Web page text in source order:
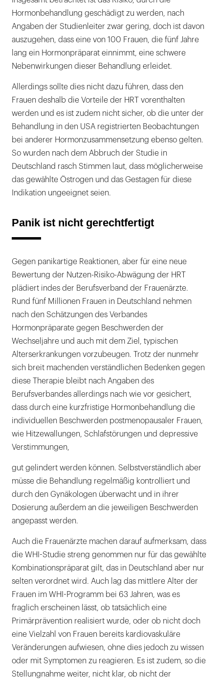
Hormonbehandlung geschädigt zu werden, nach
Angaben der Studienleiter zwar gering, doch ist davon
auszugehen, dass eine von 100 Frauen, die fünf Jahre
lang ein Hormonpräparat einnimmt, eine schwere
Nebenwirkungen dieser Behandlung erleidet.
Allerdings sollte dies nicht dazu führen, dass den
Frauen deshalb die Vorteile der HRT vorenthalten
werden und es ist zudem nicht sicher, ob die unter der
Behandlung in den USA registrierten Beobachtungen
bei anderer Hormonzusammensetzung ebenso gelten.
So wurden nach dem Abbruch der Studie in
Deutschland rasch Stimmen laut, dass möglicherweise
das gewählte Östrogen und das Gestagen für diese
Indikation ungeeignet seien.
Panik ist nicht gerechtfertigt
Gegen panikartige Reaktionen, aber für eine neue
Bewertung der Nutzen-Risiko-Abwägung der HRT
plädiert indes der Berufsverband der Frauenärzte.
Rund fünf Millionen Frauen in Deutschland nehmen
nach den Schätzungen des Verbandes
Hormonpräparate gegen Beschwerden der
Wechseljahre und auch mit dem Ziel, typischen
Alterserkrankungen vorzubeugen. Trotz der nunmehr
sich breit machenden verständlichen Bedenken gegen
diese Therapie bleibt nach Angaben des
Berufsverbandes allerdings nach wie vor gesichert,
dass durch eine kurzfristige Hormonbehandlung die
individuellen Beschwerden postmenopausaler Frauen,
wie Hitzewallungen, Schlafstörungen und depressive
Verstimmungen,
gut gelindert werden können. Selbstverständlich aber
müsse die Behandlung regelmäßig kontrolliert und
durch den Gynäkologen überwacht und in ihrer
Dosierung außerdem an die jeweiligen Beschwerden
angepasst werden.
Auch die Frauenärzte machen darauf aufmerksam, dass
die WHI-Studie streng genommen nur für das gewählte
Kombinationspräparat gilt, das in Deutschland aber nur
selten verordnet wird. Auch lag das mittlere Alter der
Frauen im WHI-Programm bei 63 Jahren, was es
fraglich erscheinen lässt, ob tatsächlich eine
Primärprävention realisiert wurde, oder ob nicht doch
eine Vielzahl von Frauen bereits kardiovaskuläre
Veränderungen aufwiesen, ohne dies jedoch zu wissen
oder mit Symptomen zu reagieren. Es ist zudem, so die
Stellungnahme weiter, nicht klar, ob nicht der